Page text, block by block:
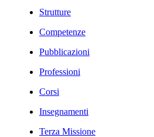
Strutture
Competenze
Pubblicazioni
Professioni
Corsi
Insegnamenti
Terza Missione